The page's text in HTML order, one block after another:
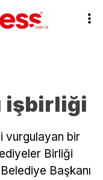
işbirliği
vurgulayan bir
Birliği
Başkanı